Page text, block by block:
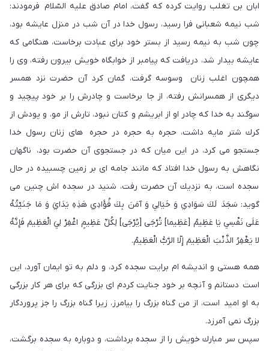
ابان بن تغلب روايت كرده كه گفت، امام صادق عليه السّلام فرمودند:
شب نيمه شعبانى فرا رسيد، رسول خدا در آن شب در منزل عايشه بود،
چون شب به نيمه رسيد از بستر خود براى عبادت برخاست، هنگامی كه
عايشه بيدار شد، دريافت كه پيامبر از خوابگاه خويش بيرون رفته، وى را
همچون اغلب زنان وسوسه گرفت، گمان كرد آن حضرت نزد همسر
ديگرى از همسرانش رفته، از جا برخاست و چادرش را بر خود پيچيد و
سوگند به خدا كه چادر او از ابريشم و كتان نبود، تارش از مو، و پودش از
كرك شتر مايه داشت، حجره به حجره در حجره هاى زنان رسول خدا
جستجو مى كرد، در اين ميان كه در جستجوی آن حضرت بود، ناگهان
نگاهش به رسول خدا افتاد كه مانند جامه اى بر زمين چسبيده در حال
سجده است، به نزديك آن حضرت رفت، شنيد در سجده اش چنين مى
گويد: سَجَدَ لَكَ سَوَادِي وَ خَيَالِي وَ آمَنَ بِكَ فُؤَادِي هَذِهِ يَدَايَ وَ مَا جَنَيْتُهُ
عَلَى نَفْسِي يَا عَظِيمُ [عَظِيما] تُرْجَى [يُرْجَی] لِكُلِّ عَظِيمٍ اغْفِرْ لِيَ الْعَظِيمَ فَإِنَّهُ
لا يَغْفِرُ الذَّنْبَ الْعَظِيمَ إِلّا الرَّبُّ الْعَظِيمُ.
همه هستى و انديشه ام برايت سجده كرد، و دلم به تو ايمان آورد، اين
است دستانم و آنچه بر خود جنايت كردم اى بزرگى كه براى هر كار بزرگى
به او اميد است، از من گناه بزرگ را بيامرز، زيرا گناه بزرگ را جز پروردگار
بزرگ نمی آمرزد.
سپس سر مبارك خويش را از سجده برداشت، و دوباره به سجده برگشت،